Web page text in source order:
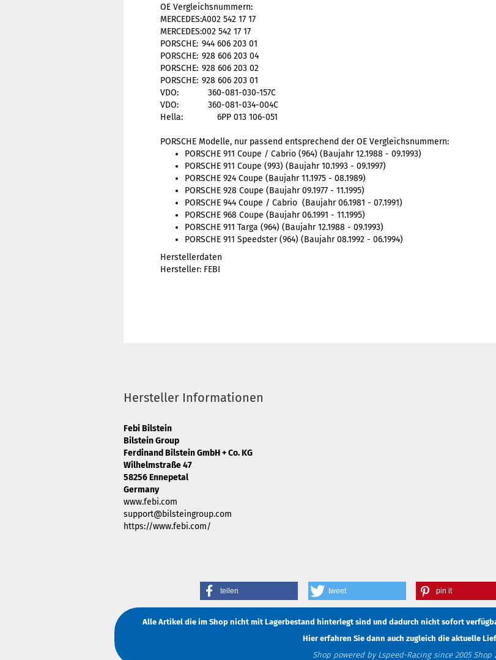
OE Vergleichsnummern:
MERCEDES:A002 542 17 17
MERCEDES:002 542 17 17
PORSCHE: 944 606 203 01
PORSCHE: 928 606 203 04
PORSCHE: 928 606 203 02
PORSCHE: 928 606 203 01
VDO: 360-081-030-157C
VDO: 360-081-034-004C
Hella: 6PP 013 106-051
PORSCHE Modelle, nur passend entsprechend der OE Vergleichsnummern:
PORSCHE 911 Coupe / Cabrio (964) (Baujahr 12.1988 - 09.1993)
PORSCHE 911 Coupe (993) (Baujahr 10.1993 - 09.1997)
PORSCHE 924 Coupe (Baujahr 11.1975 - 08.1989)
PORSCHE 928 Coupe (Baujahr 09.1977 - 11.1995)
PORSCHE 944 Coupe / Cabrio (Baujahr 06.1981 - 07.1991)
PORSCHE 968 Coupe (Baujahr 06.1991 - 11.1995)
PORSCHE 911 Targa (964) (Baujahr 12.1988 - 09.1993)
PORSCHE 911 Speedster (964) (Baujahr 08.1992 - 06.1994)
Herstellerdaten
Hersteller: FEBI
Hersteller Informationen
Febi Bilstein
Bilstein Group
Ferdinand Bilstein GmbH + Co. KG
Wilhelmstraße 47
58256 Ennepetal
Germany
www.febi.com
support@bilsteingroup.com
https://www.febi.com/
teilen tweet pin it
Alle Artikel die im Shop nicht mit Lagerbestand hinterlegt sind und dadurch nicht sofort
Hier erfahren Sie dann auch zugleich die aktuelle
Shop powered by Lspeed-Racing since 2005 Shop